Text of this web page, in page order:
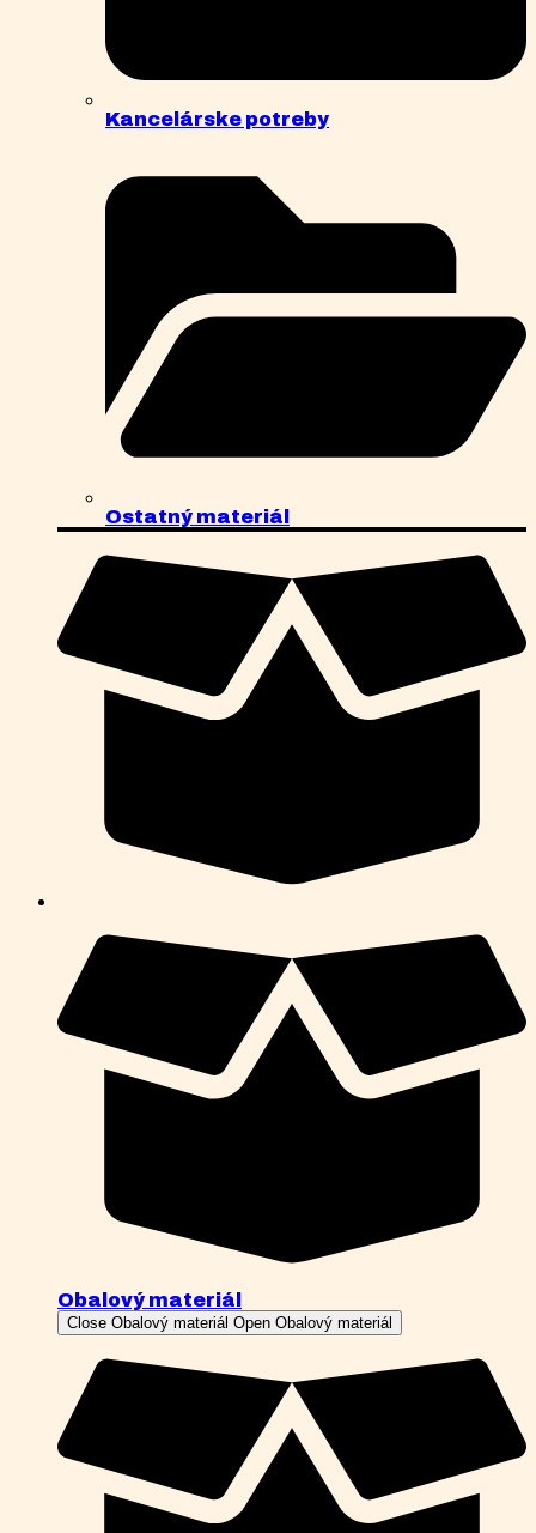
Kancelárske potreby
Ostatný materiál
Obalový materiál
Close Obalový materiál Open Obalový materiál